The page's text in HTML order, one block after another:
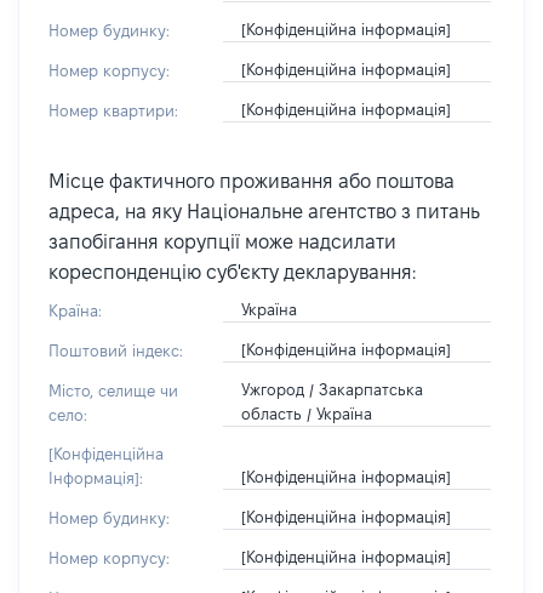
Номер будинку: [Конфіденційна інформація]
Номер корпусу: [Конфіденційна інформація]
Номер квартири: [Конфіденційна інформація]
Місце фактичного проживання або поштова
адреса, на яку Національне агентство з питань
запобігання корупції може надсилати
кореспонденцію суб'єкту декларування:
Країна: Україна
Поштовий індекс: [Конфіденційна інформація]
Місто, селище чи
село:
Ужгород / Закарпатська
область / Україна
[Конфіденційна
Інформація]:
[Конфіденційна інформація]
Номер будинку: [Конфіденційна інформація]
Номер корпусу: [Конфіденційна інформація]